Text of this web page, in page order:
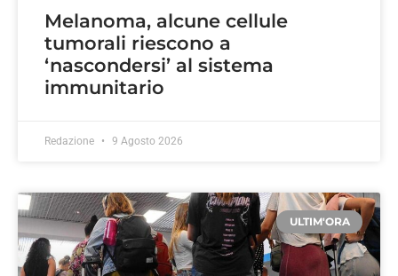
Melanoma, alcune cellule
tumorali riescono a
‘nascondersi’ al sistema
immunitario
Redazione 9 Agosto 2026
ULTIM'ORA